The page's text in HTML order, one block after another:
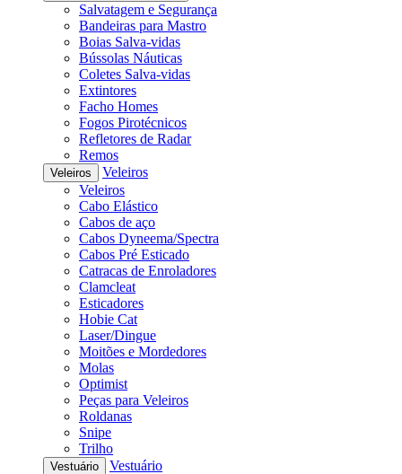
Salvatagem e Segurança
Bandeiras para Mastro
Boias Salva-vidas
Bússolas Náuticas
Coletes Salva-vidas
Extintores
Facho Homes
Fogos Pirotécnicos
Refletores de Radar
Remos
Veleiros
Veleiros
Veleiros
Cabo Elástico
Cabos de aço
Cabos Dyneema/Spectra
Cabos Pré Esticado
Catracas de Enroladores
Clamcleat
Esticadores
Hobie Cat
Laser/Dingue
Moitões e Mordedores
Molas
Optimist
Peças para Veleiros
Roldanas
Snipe
Trilho
Vestuário
Vestuário